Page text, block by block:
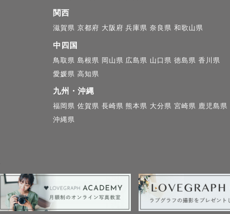
関西
滋賀県 京都府 大阪府 兵庫県 奈良県 和歌山県
中四国
鳥取県 島根県 岡山県 広島県 山口県 徳島県 香川県
愛媛県 高知県
九州・沖縄
福岡県 佐賀県 長崎県 熊本県 大分県 宮崎県 鹿児島県
沖縄県